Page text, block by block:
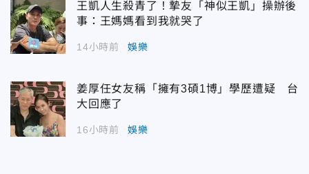
王凱人生殺青了！摯友「神似王凱」操辦後
事：王媽媽看到我就哭了
14小時前 娛樂
姜厚任女友稱「擁有3碩1博」學歷遭疑 台
大回應了
16小時前 娛樂